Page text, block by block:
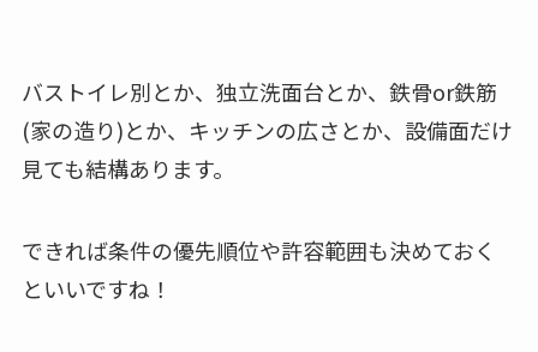
バストイレ別とか、独立洗面台とか、鉄骨or鉄筋
(家の造り)とか、キッチンの広さとか、設備面だけ
見ても結構あります。
できれば条件の優先順位や許容範囲も決めておく
といいですね！